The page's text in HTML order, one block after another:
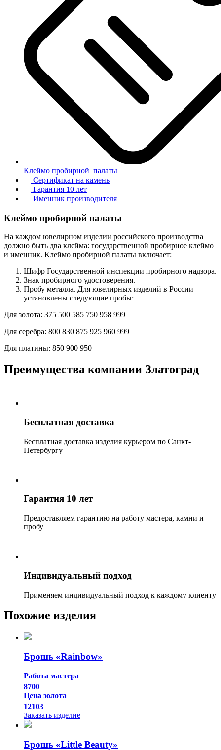
Клеймо пробирной палаты
Сертификат на камень
Гарантия 10 лет
Именник производителя
Клеймо пробирной палаты
На каждом ювелирном изделии российского производства
должно быть два клейма: государственной пробирное клеймо
и именник. Клеймо пробирной палаты включает:
Шифр Государственной инспекции пробирного надзора.
Знак пробирного удостоверения.
Пробу металла. Для ювелирных изделий в России
установлены следующие пробы:
Для золота: 375 500 585 750 958 999
Для серебра: 800 830 875 925 960 999
Для платины: 850 900 950
Преимущества компании Златоград
Бесплатная доставка
Бесплатная доставка изделия курьером по Санкт-
Петербургу
Гарантия 10 лет
Предоставляем гарантию на работу мастера, камни и
пробу
Индивидуальный подход
Применяем индивидуальный подход к каждому клиенту
Похожие изделия
Брошь «Rainbow»
Работа мастера
8700
Цена золота
12103
Заказать изделие
Брошь «Little Beauty»